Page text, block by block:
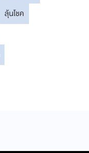
ลุ้นโชค